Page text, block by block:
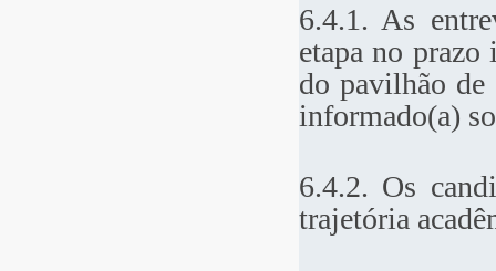
6.4.1. As
etapa no
do pavilhão de
informado(a)
6.4.2. Os
trajetória